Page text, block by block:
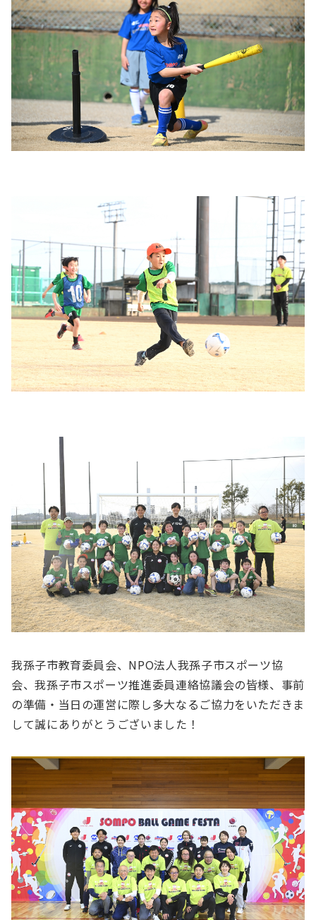
我孫子市教育委員会、NPO法人我孫子市スポーツ協
会、我孫子市スポーツ推進委員連絡協議会の皆様、事前
の準備・当日の運営に際し多大なるご協力をいただきま
して誠にありがとうございました！